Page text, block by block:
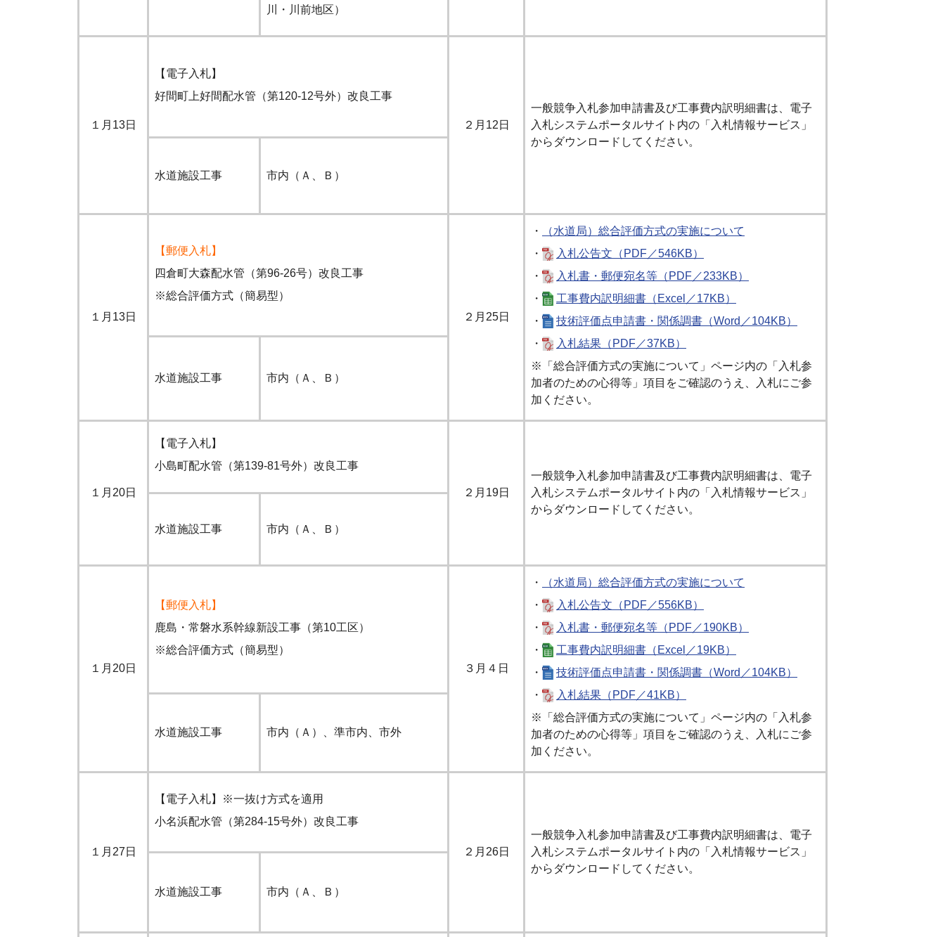
川・川前地区）
１月13日
【電子入札】
好間町上好間配水管（第120-12号外）改良工事
２月12日
一般競争入札参加申請書及び工事費内訳明細書は、電子
入札システムポータルサイト内の「入札情報サービス」
からダウンロードしてください。
水道施設工事 市内（Ａ、Ｂ）
１月13日
【郵便入札】
四倉町大森配水管（第96-26号）改良工事
※総合評価方式（簡易型）
２月25日
・
（水道局）総合評価方式の実施について
・
入札公告文（PDF／546KB）
・
入札書・郵便宛名等（PDF／233KB）
・
工事費内訳明細書（Excel／17KB）
・
技術評価点申請書・関係調書（Word／104KB）
・
入札結果（PDF／37KB）
※「総合評価方式の実施について」ページ内の「入札参
加者のための心得等」項目をご確認のうえ、入札にご参
加ください。
水道施設工事 市内（Ａ、Ｂ）
１月20日
【電子入札】
小島町配水管（第139-81号外）改良工事
２月19日
一般競争入札参加申請書及び工事費内訳明細書は、電子
入札システムポータルサイト内の「入札情報サービス」
からダウンロードしてください。
水道施設工事
市内（Ａ、Ｂ）
１月20日
【郵便入札】
鹿島・常磐水系幹線新設工事（第10工区）
※総合評価方式（簡易型）
３月４日
・
（水道局）総合評価方式の実施について
・
入札公告文（PDF／556KB）
・
入札書・郵便宛名等（PDF／190KB）
・
工事費内訳明細書（Excel／19KB）
・
技術評価点申請書・関係調書（Word／104KB）
・
入札結果（PDF／41KB）
※「総合評価方式の実施について」ページ内の「入札参
加者のための心得等」項目をご確認のうえ、入札にご参
加ください。
水道施設工事 市内（Ａ）、準市内、市外
１月27日
【電子入札】※一抜け方式を適用
小名浜配水管（第284-15号外）改良工事
２月26日
一般競争入札参加申請書及び工事費内訳明細書は、電子
入札システムポータルサイト内の「入札情報サービス」
からダウンロードしてください。
水道施設工事
市内（Ａ、Ｂ）